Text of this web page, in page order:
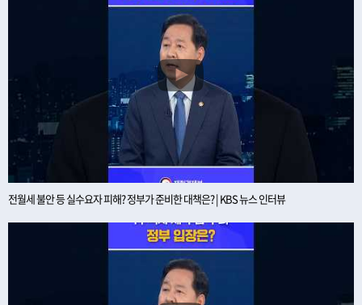
전월세 불안 등 실수요자 피해? 정부가 준비한 대책은? | KBS 뉴스 인터뷰